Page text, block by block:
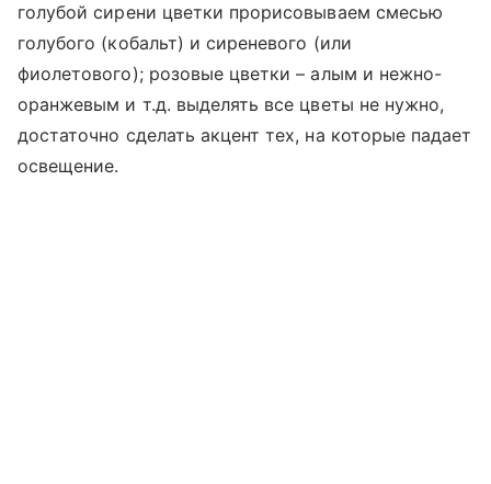
голубой сирени цветки прорисовываем смесью
голубого (кобальт) и сиреневого (или
фиолетового); розовые цветки – алым и нежно-
оранжевым и т.д. выделять все цветы не нужно,
достаточно сделать акцент тех, на которые падает
освещение.